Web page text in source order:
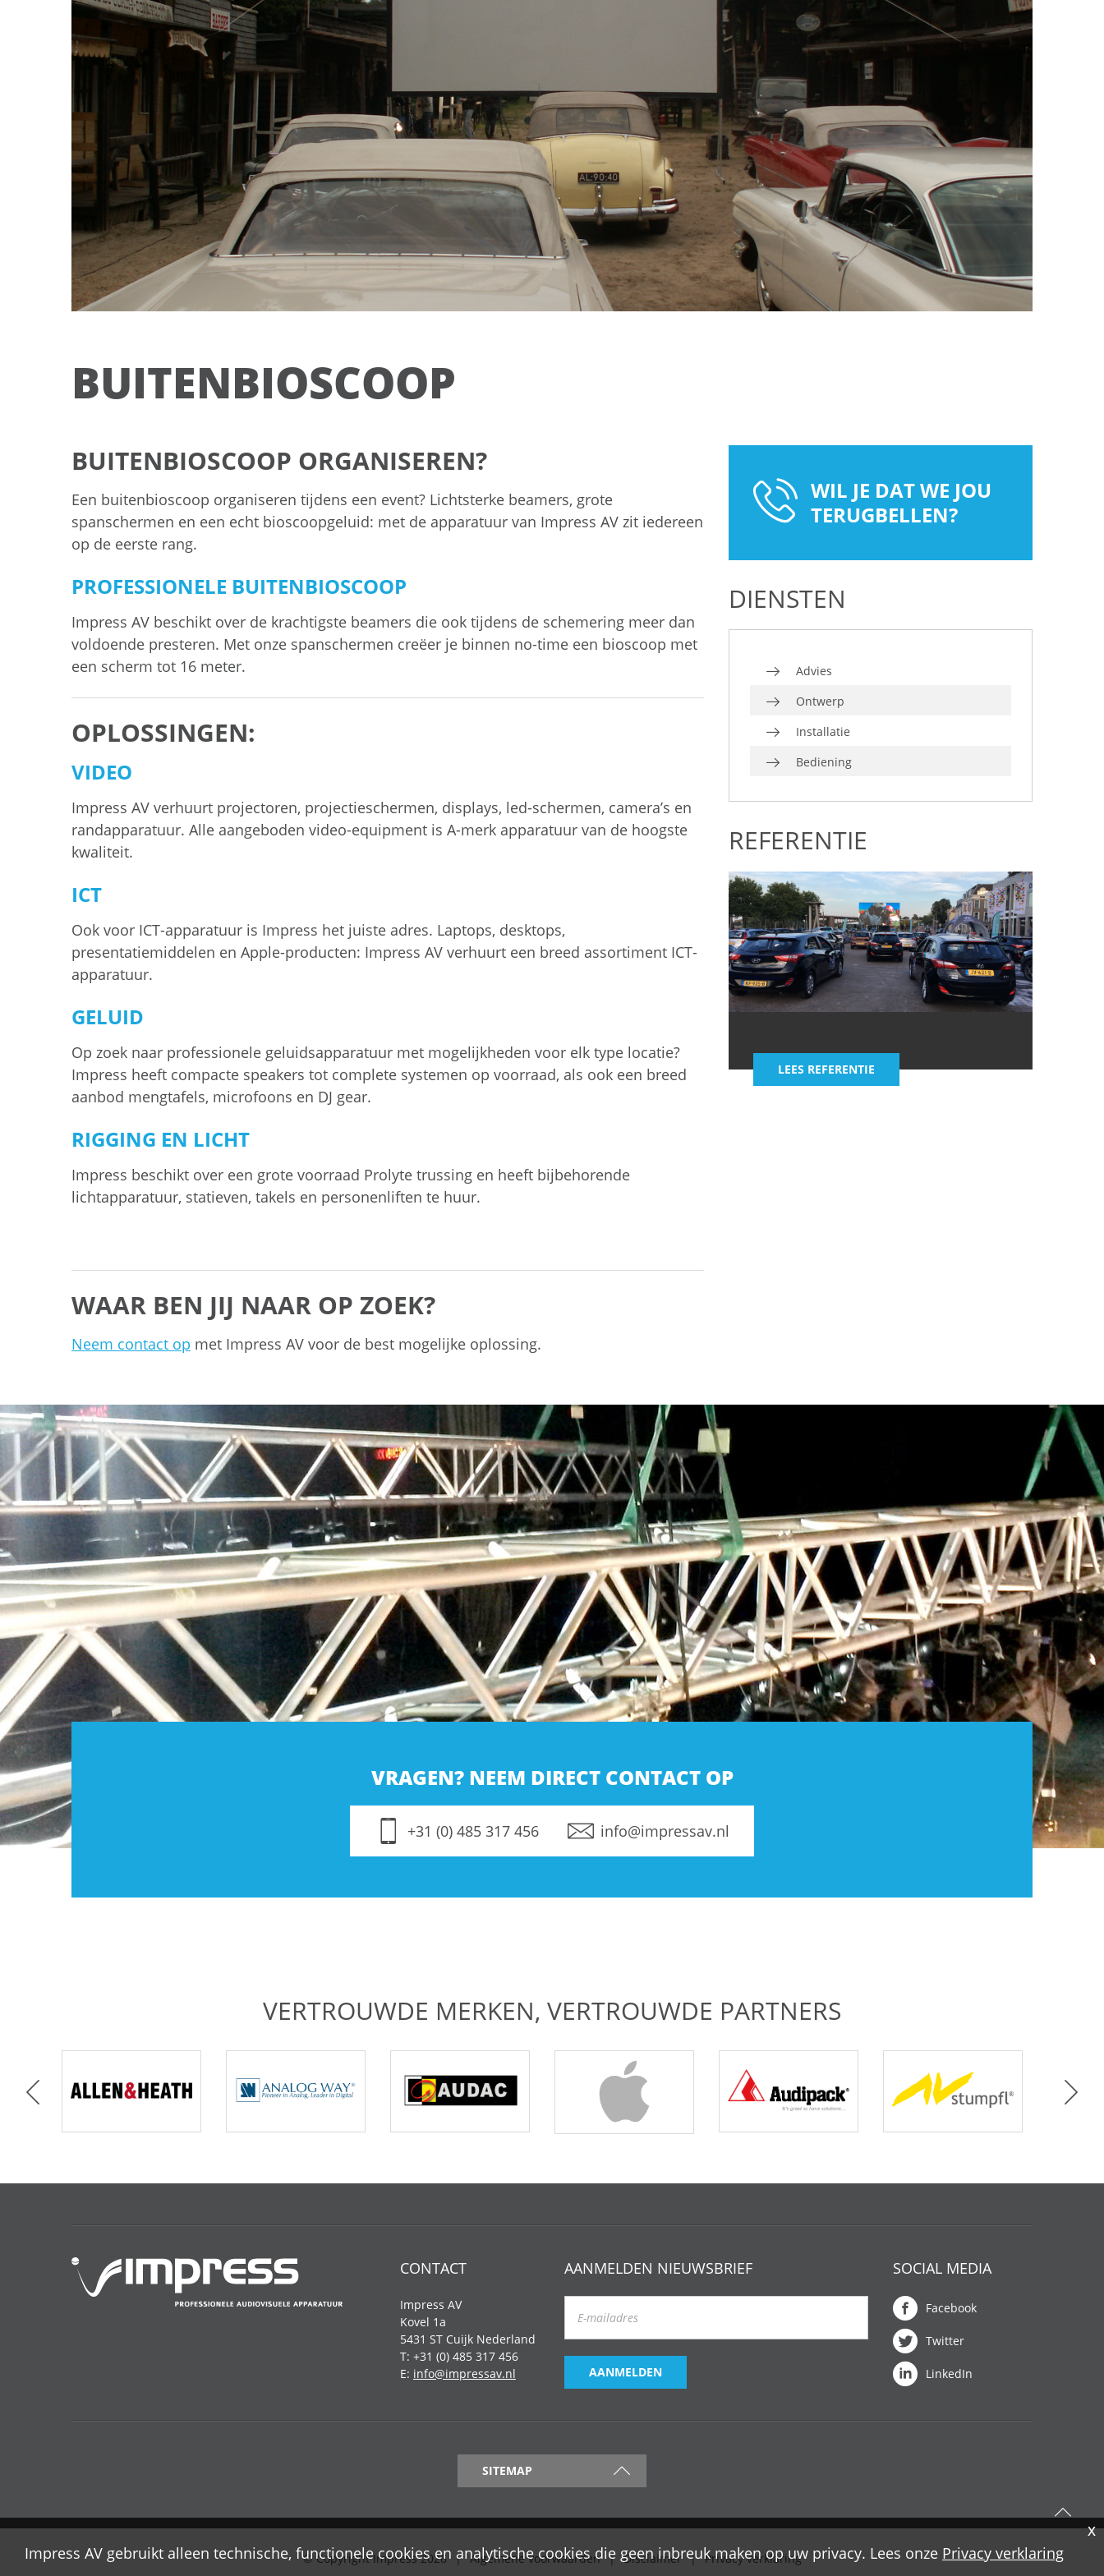
BUITENBIOSCOOP
BUITENBIOSCOOP ORGANISEREN?
Een buitenbioscoop organiseren tijdens een event? Lichtsterke beamers, grote
spanschermen en een echt bioscoopgeluid: met de apparatuur van Impress AV zit iedereen
op de eerste rang.
PROFESSIONELE BUITENBIOSCOOP
Impress AV beschikt over de krachtigste beamers die ook tijdens de schemering meer dan
voldoende presteren. Met onze spanschermen creëer je binnen no-time een bioscoop met
een scherm tot 16 meter.
OPLOSSINGEN:
VIDEO
Impress AV verhuurt projectoren, projectieschermen, displays, led-schermen, camera’s en
randapparatuur. Alle aangeboden video-equipment is A-merk apparatuur van de hoogste
kwaliteit.
ICT
Ook voor ICT-apparatuur is Impress het juiste adres. Laptops, desktops,
presentatiemiddelen en Apple-producten: Impress AV verhuurt een breed assortiment ICT-
apparatuur.
GELUID
Op zoek naar professionele geluidsapparatuur met mogelijkheden voor elk type locatie?
Impress heeft compacte speakers tot complete systemen op voorraad, als ook een breed
aanbod mengtafels, microfoons en DJ gear.
RIGGING EN LICHT
Impress beschikt over een grote voorraad Prolyte trussing en heeft bijbehorende
lichtapparatuur, statieven, takels en personenliften te huur.
WAAR BEN JIJ NAAR OP ZOEK?
Neem contact op met Impress AV voor de best mogelijke oplossing.
WIL JE DAT WE JOU
TERUGBELLEN?
DIENSTEN
Advies
Ontwerp
Installatie
Bediening
REFERENTIE
LEES REFERENTIE
VRAGEN? NEEM DIRECT CONTACT OP
+31 (0) 485 317 456 info@impressav.nl
VERTROUWDE MERKEN, VERTROUWDE PARTNERS
CONTACT
Impress AV
Kovel 1a
5431 ST Cuijk Nederland
T: +31 (0) 485 317 456
E: info@impressav.nl
AANMELDEN NIEUWSBRIEF
AANMELDEN
SOCIAL MEDIA
Facebook
Twitter
LinkedIn
SITEMAP
© Copyright Impress 2026 Algemene voorwaarden Disclaimer Privacy verklaring
Impress AV gebruikt alleen technische, functionele cookies en analytische cookies die geen inbreuk maken op uw privacy. Lees onze Privacy verklaring